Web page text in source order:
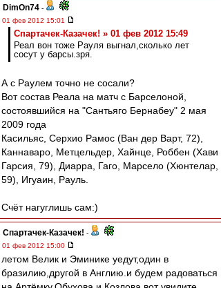
DimOn74 -
01 фев 2012 15:01
Спартачек-Казачек! » 01 фев 2012 15:49
Реал вон тоже Рауля выгнал,сколько лет
сосут у барсы.зря.
А с Раулем точно не сосали?
Вот состав Реала на матч с Барселоной,
состоявшийся на "Сантьяго Бернабеу" 2 мая
2009 года
Касильяс, Серхио Рамос (Ван дер Варт, 72),
Каннаваро, Метцельдер, Хайнце, Роббен (Хави
Гарсия, 79), Диарра, Гаго, Марсело (Хюнтелар,
59), Игуаин, Рауль.
Счёт нагуглишь сам:)
Спартачек-Казачек! -
01 фев 2012 15:00
летом Велик и Эминике уедут,один в
бразилию,другой в Англию.и будем радоваться